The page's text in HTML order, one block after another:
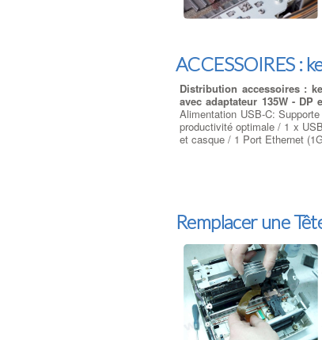
ACCESSOIRES :
Distribution accessoires :
avec adaptateur 135W -
Alimentation USB-C:
productivité optimale / 1 x
et casque / 1 Port Ethernet
Remplacer une